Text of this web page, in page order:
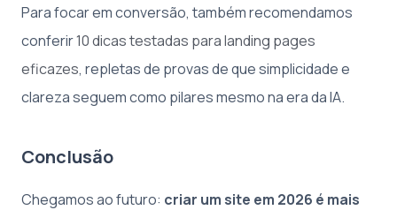
Para focar em conversão, também recomendamos
conferir10 dicas testadas para landing pages
eficazes, repletas de provas de que simplicidade e
clareza seguem como pilares mesmo na era da IA.
Conclusão
Chegamos ao futuro: criar um site em 2026 é mais